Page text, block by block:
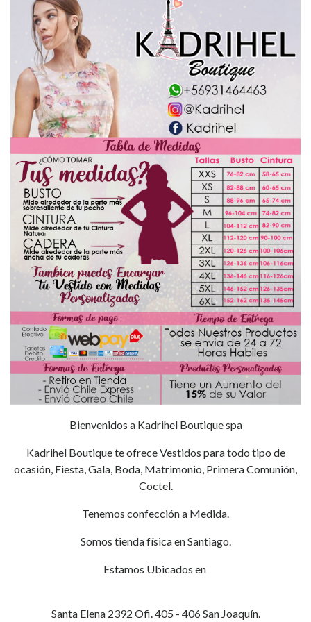
Bienvenidos a Kadrihel Boutique spa
Kadrihel Boutique te ofrece Vestidos para todo tipo de
ocasión, Fiesta, Gala, Boda, Matrimonio, Primera Comunión,
Coctel.
Tenemos confección a Medida.
Somos tienda física en Santiago.
Estamos Ubicados en
Santa Elena 2392 Ofi. 405 - 406 San Joaquín.